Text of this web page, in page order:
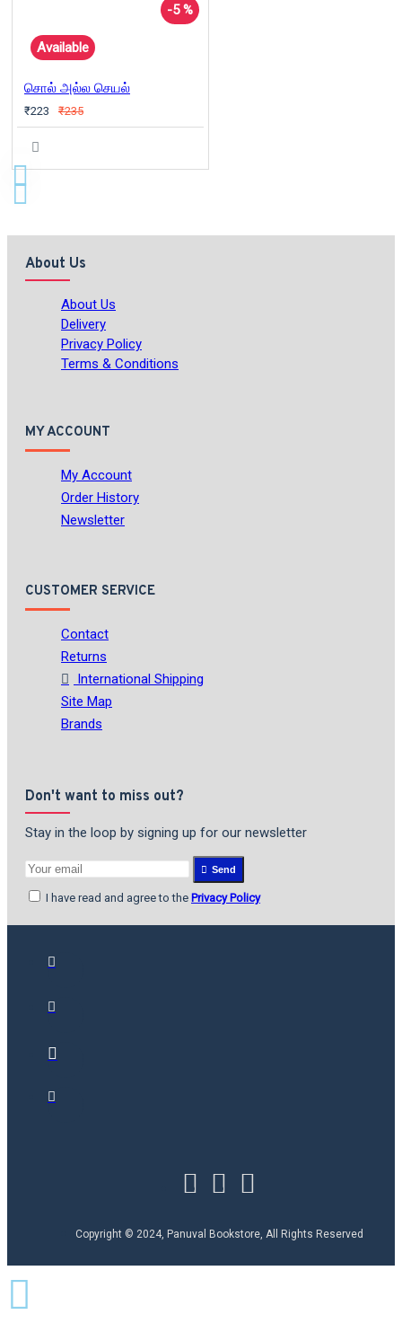
-5 %
Available
சொல் அல்ல செயல்
₹223 ₹235
About Us
About Us
Delivery
Privacy Policy
Terms & Conditions
MY ACCOUNT
My Account
Order History
Newsletter
CUSTOMER SERVICE
Contact
Returns
International Shipping
Site Map
Brands
Don't want to miss out?
Stay in the loop by signing up for our newsletter
Send
I have read and agree to the Privacy Policy
Copyright © 2024, Panuval Bookstore, All Rights Reserved